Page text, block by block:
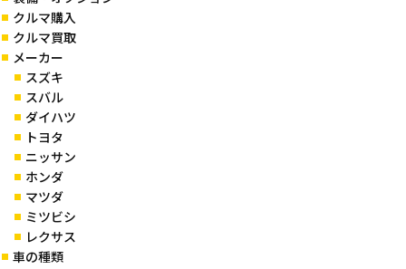
クルマ購入
クルマ買取
メーカー
スズキ
スバル
ダイハツ
トヨタ
ニッサン
ホンダ
マツダ
ミツビシ
レクサス
車の種類